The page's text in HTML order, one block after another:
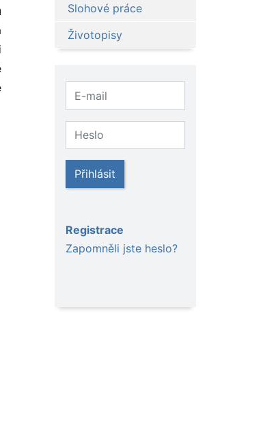
Slohové práce
Životopisy
Přihlásit
Registrace
Zapomněli jste heslo?